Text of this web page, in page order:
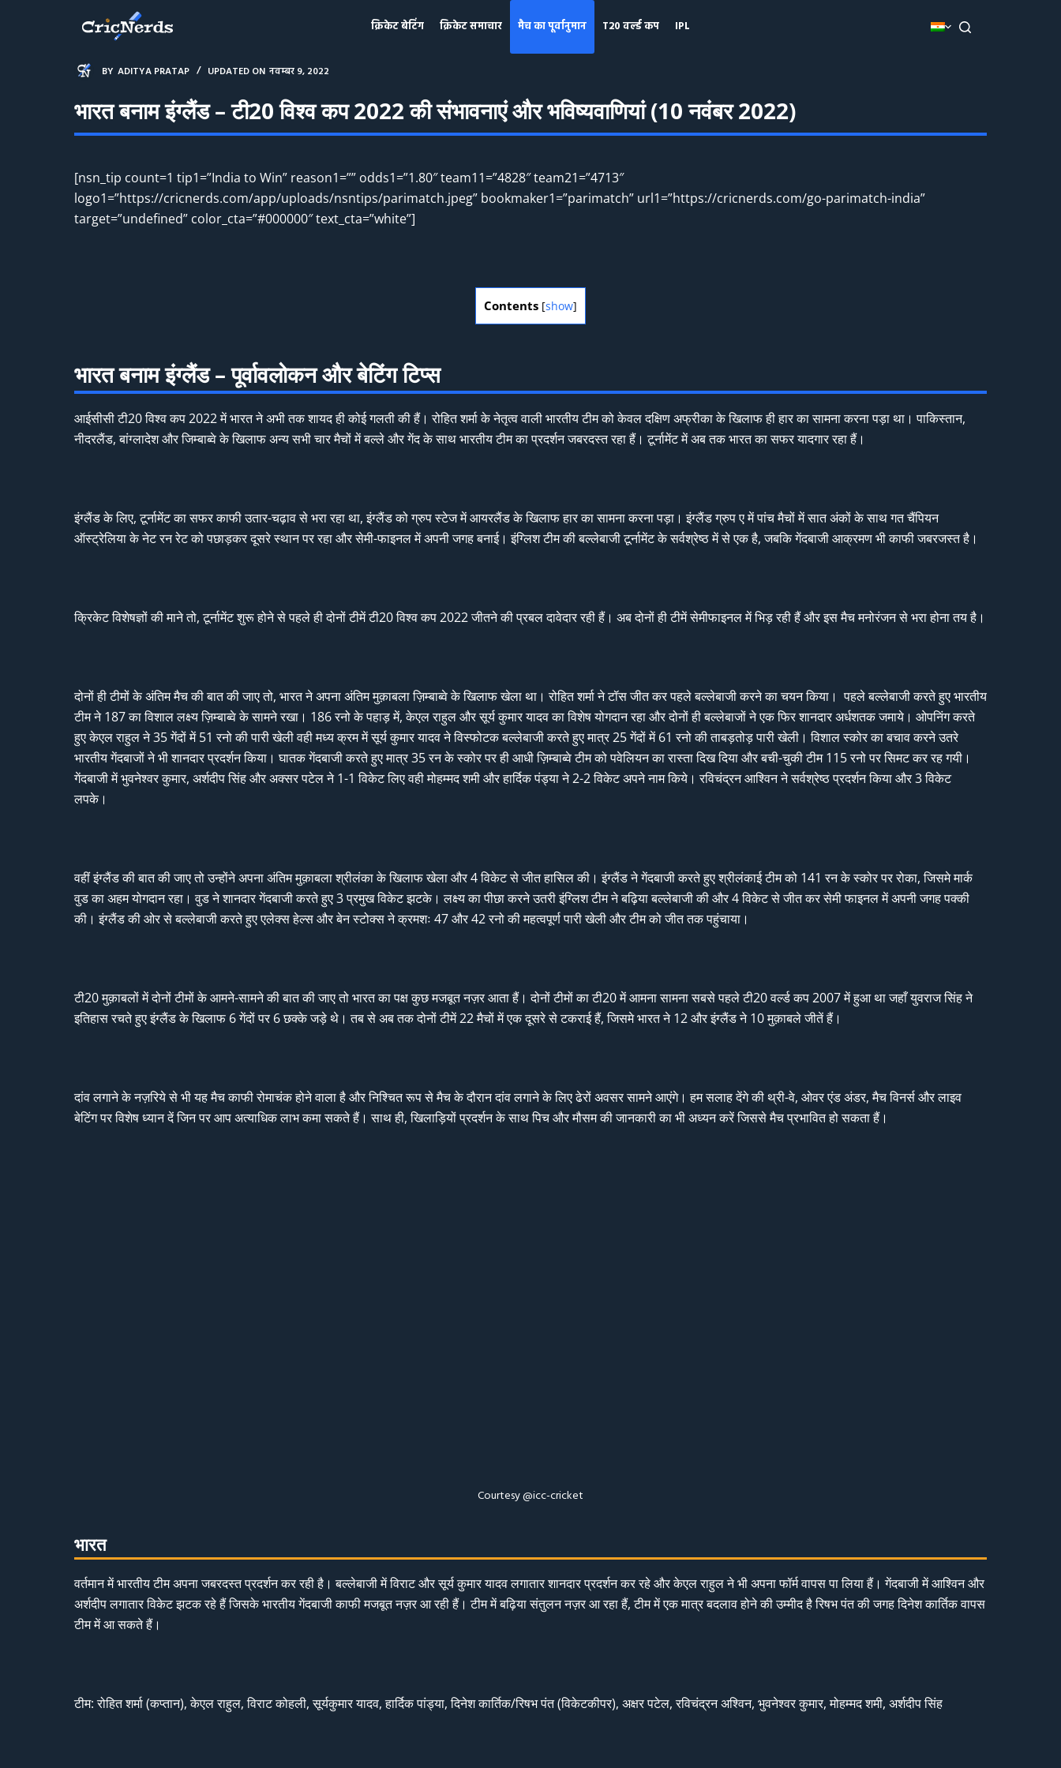
क्रिकेट बेटिंग क्रिकेट समाचार मैच का पूर्वानुमान T20 वर्ल्ड कप IPL
BY ADITYA PRATAP UPDATED ON नवम्बर 9, 2022
भारत बनाम इंग्लैंड – टी20 विश्व कप 2022 की संभावनाएं और भविष्यवाणियां (10 नवंबर 2022)
[nsn_tip count=1 tip1=”India to Win” reason1=”” odds1=”1.80″ team11=”4828″ team21=”4713″
logo1=”https://cricnerds.com/app/uploads/nsntips/parimatch.jpeg” bookmaker1=”parimatch” url1=”https://cricnerds.com/go-parimatch-india”
target=”undefined” color_cta=”#000000″ text_cta=”white”]
Contents [show]
भारत बनाम इंग्लैंड – पूर्वावलोकन और बेटिंग टिप्स
आईसीसी टी20 विश्व कप 2022 में भारत ने अभी तक शायद ही कोई गलती की हैं। रोहित शर्मा के नेतृत्व वाली भारतीय टीम को केवल दक्षिण अफ्रीका के खिलाफ ही हार का सामना करना पड़ा था। पाकिस्तान,
नीदरलैंड, बांग्लादेश और जिम्बाब्वे के खिलाफ अन्य सभी चार मैचों में बल्ले और गेंद के साथ भारतीय टीम का प्रदर्शन जबरदस्त रहा हैं। टूर्नामेंट में अब तक भारत का सफर यादगार रहा हैं।
इंग्लैंड के लिए, टूर्नामेंट का सफर काफी उतार-चढ़ाव से भरा रहा था, इंग्लैंड को ग्रुप स्टेज में आयरलैंड के खिलाफ हार का सामना करना पड़ा। इंग्लैंड ग्रुप ए में पांच मैचों में सात अंकों के साथ गत चैंपियन
ऑस्ट्रेलिया के नेट रन रेट को पछाड़कर दूसरे स्थान पर रहा और सेमी-फाइनल में अपनी जगह बनाई। इंग्लिश टीम की बल्लेबाजी टूर्नामेंट के सर्वश्रेष्ठ में से एक है, जबकि गेंदबाजी आक्रमण भी काफी जबरजस्त है।
क्रिकेट विशेषज्ञों की माने तो, टूर्नामेंट शुरू होने से पहले ही दोनों टीमें टी20 विश्व कप 2022 जीतने की प्रबल दावेदार रही हैं। अब दोनों ही टीमें सेमीफाइनल में भिड़ रही हैं और इस मैच मनोरंजन से भरा होना तय है।
दोनों ही टीमों के अंतिम मैच की बात की जाए तो, भारत ने अपना अंतिम मुक़ाबला ज़िम्बाब्वे के खिलाफ खेला था। रोहित शर्मा ने टॉस जीत कर पहले बल्लेबाजी करने का चयन किया। पहले बल्लेबाजी करते हुए भारतीय
टीम ने 187 का विशाल लक्ष्य ज़िम्बाब्वे के सामने रखा। 186 रनो के पहाड़ में, केएल राहुल और सूर्य कुमार यादव का विशेष योगदान रहा और दोनों ही बल्लेबाजों ने एक फिर शानदार अर्धशतक जमाये। ओपनिंग करते
हुए केएल राहुल ने 35 गेंदों में 51 रनो की पारी खेली वही मध्य क्रम में सूर्य कुमार यादव ने विस्फोटक बल्लेबाजी करते हुए मात्र 25 गेंदों में 61 रनो की ताबड़तोड़ पारी खेली। विशाल स्कोर का बचाव करने उतरे
भारतीय गेंदबाजों ने भी शानदार प्रदर्शन किया। घातक गेंदबाजी करते हुए मात्र 35 रन के स्कोर पर ही आधी ज़िम्बाब्वे टीम को पवेलियन का रास्ता दिख दिया और बची-चुकी टीम 115 रनो पर सिमट कर रह गयी।
गेंदबाजी में भुवनेश्वर कुमार, अर्शदीप सिंह और अक्सर पटेल ने 1-1 विकेट लिए वही मोहम्मद शमी और हार्दिक पंड्या ने 2-2 विकेट अपने नाम किये। रविचंद्रन आश्विन ने सर्वश्रेष्ठ प्रदर्शन किया और 3 विकेट
लपके।
वहीं इंग्लैंड की बात की जाए तो उन्होंने अपना अंतिम मुक़ाबला श्रीलंका के खिलाफ खेला और 4 विकेट से जीत हासिल की। इंग्लैंड ने गेंदबाजी करते हुए श्रीलंकाई टीम को 141 रन के स्कोर पर रोका, जिसमे मार्क
वुड का अहम योगदान रहा। वुड ने शानदार गेंदबाजी करते हुए 3 प्रमुख विकेट झटके। लक्ष्य का पीछा करने उतरी इंग्लिश टीम ने बढ़िया बल्लेबाजी की और 4 विकेट से जीत कर सेमी फाइनल में अपनी जगह पक्की
की। इंग्लैंड की ओर से बल्लेबाजी करते हुए एलेक्स हेल्स और बेन स्टोक्स ने क्रमशः 47 और 42 रनो की महत्वपूर्ण पारी खेली और टीम को जीत तक पहुंचाया।
टी20 मुक़ाबलों में दोनों टीमों के आमने-सामने की बात की जाए तो भारत का पक्ष कुछ मजबूत नज़र आता हैं। दोनों टीमों का टी20 में आमना सामना सबसे पहले टी20 वर्ल्ड कप 2007 में हुआ था जहाँ युवराज सिंह ने
इतिहास रचते हुए इंग्लैंड के खिलाफ 6 गेंदों पर 6 छक्के जड़े थे। तब से अब तक दोनों टीमें 22 मैचों में एक दूसरे से टकराई हैं, जिसमे भारत ने 12 और इंग्लैंड ने 10 मुक़ाबले जीतें हैं।
दांव लगाने के नज़रिये से भी यह मैच काफी रोमाचंक होने वाला है और निश्चित रूप से मैच के दौरान दांव लगाने के लिए ढेरों अवसर सामने आएंगे। हम सलाह देंगे की थ्री-वे, ओवर एंड अंडर, मैच विनर्स और लाइव
बेटिंग पर विशेष ध्यान दें जिन पर आप अत्याधिक लाभ कमा सकते हैं। साथ ही, खिलाड़ियों प्रदर्शन के साथ पिच और मौसम की जानकारी का भी अध्यन करें जिससे मैच प्रभावित हो सकता हैं।
Courtesy @icc-cricket
भारत
वर्तमान में भारतीय टीम अपना जबरदस्त प्रदर्शन कर रही है। बल्लेबाजी में विराट और सूर्य कुमार यादव लगातार शानदार प्रदर्शन कर रहे और केएल राहुल ने भी अपना फॉर्म वापस पा लिया हैं। गेंदबाजी में आश्विन और
अर्शदीप लगातार विकेट झटक रहे हैं जिसके भारतीय गेंदबाजी काफी मजबूत नज़र आ रही हैं। टीम में बढ़िया संतुलन नज़र आ रहा हैं, टीम में एक मात्र बदलाव होने की उम्मीद है रिषभ पंत की जगह दिनेश कार्तिक वापस
टीम में आ सकते हैं।
टीम: रोहित शर्मा (कप्तान), केएल राहुल, विराट कोहली, सूर्यकुमार यादव, हार्दिक पांड्या, दिनेश कार्तिक/रिषभ पंत (विकेटकीपर), अक्षर पटेल, रविचंद्रन अश्विन, भुवनेश्वर कुमार, मोहम्मद शमी, अर्शदीप सिंह